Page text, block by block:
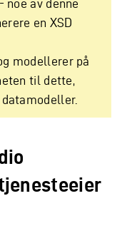
av denne
en XSD
modellerer på
til dette,